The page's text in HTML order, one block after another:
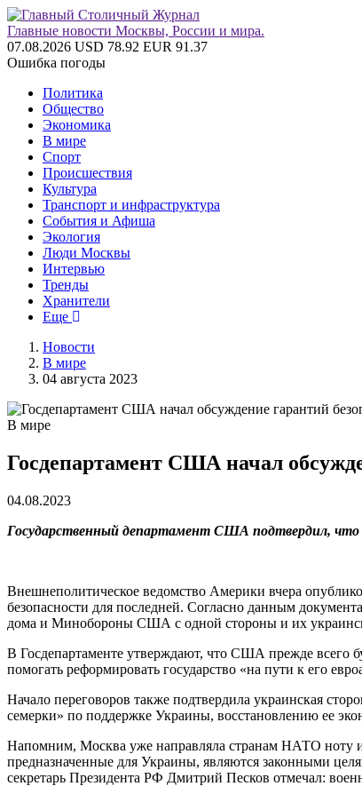
Главные новости Москвы, России и мира.
07.08.2026 USD 78.92 EUR 91.37
Ошибка погоды
Политика
Общество
Экономика
В мире
Спорт
Происшествия
Культура
Транспорт и инфраструктура
События и Афиша
Экология
Люди Москвы
Интервью
Тренды
Хранители
Еще
Новости
В мире
04 августа 2023
В мире
Госдепартамент США начал
04.08.2023
Государственный департамент США подтвердил, что
Внешнеполитическое ведомство Америки вчера
безопасности для последней. Согласно данным
дома и Минобороны США с одной стороны и их
В Госдепартаменте утверждают, что США прежде всего
помогать реформировать государство «на пути к его
Начало переговоров также подтвердила украинская
семерки» по поддержке Украины, восстановлению ее
Напомним, Москва уже направляла странам НАТО ноту
предназначенные для Украины, являются законными
секретарь Президента РФ Дмитрий Песков отмечал: